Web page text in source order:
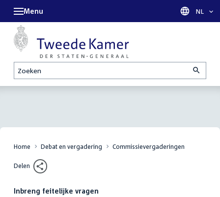
Zoeken
Menu Taal
NL
Home Debat en vergadering Commissievergaderingen
Delen
Inbreng feitelijke vragen